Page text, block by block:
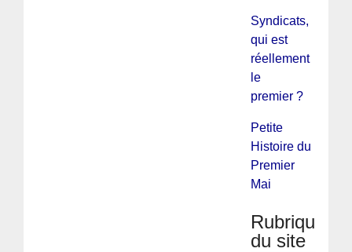
Syndicats,
qui est
réellement
le
premier ?
Petite
Histoire du
Premier
Mai
Rubriques
du site